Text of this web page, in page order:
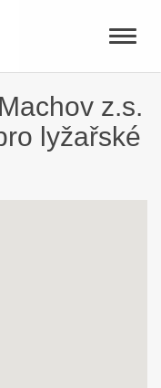
Toggle
z.s.
lyžařské